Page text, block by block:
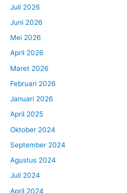
Juli 2026
Juni 2026
Mei 2026
April 2026
Maret 2026
Februari 2026
Januari 2026
April 2025
Oktober 2024
September 2024
Agustus 2024
Juli 2024
April 2024